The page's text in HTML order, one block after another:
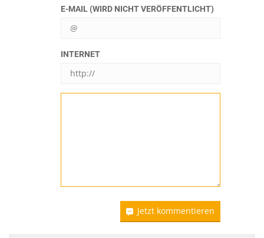
E-MAIL (WIRD NICHT VERÖFFENTLICHT)
INTERNET
Jetzt kommentieren